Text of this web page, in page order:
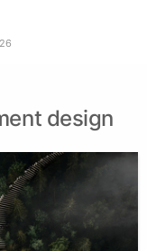
design